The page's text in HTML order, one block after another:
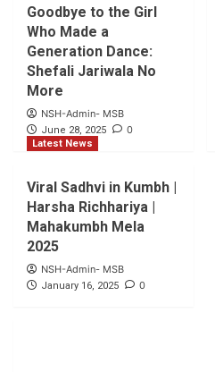
Goodbye to the Girl
Who Made a
Generation Dance:
Shefali Jariwala No
More
NSH-Admin- MSB
June 28, 2025 0
Latest News
Viral Sadhvi in Kumbh |
Harsha Richhariya |
Mahakumbh Mela
2025
NSH-Admin- MSB
January 16, 2025 0